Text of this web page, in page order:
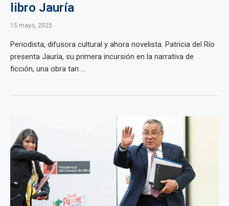
libro Jauría
15 mayo, 2025
Periodista, difusora cultural y ahora novelista. Patricia del Río
presenta Jauría, su primera incursión en la narrativa de
ficción, una obra tan ...